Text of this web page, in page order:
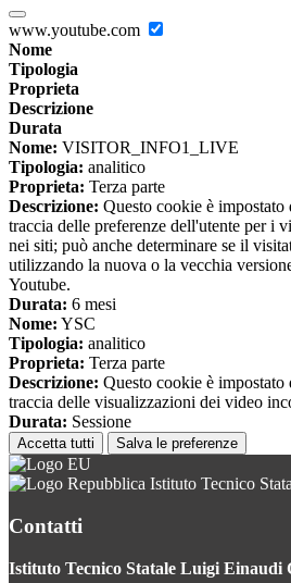
www.youtube.com
Nome
Tipologia
Proprieta
Descrizione
Durata
Nome: VISITOR_INFO1_LIVE
Tipologia: analitico
Proprieta: Terza parte
Descrizione: Questo cookie è impostato
traccia delle preferenze dell'utente per i
nei siti; può anche determinare se il
utilizzando la nuova o la vecchia
Youtube.
Durata: 6 mesi
Nome: YSC
Tipologia: analitico
Proprieta: Terza parte
Descrizione: Questo cookie è impostato
traccia delle visualizzazioni dei video
Durata: Sessione
Accetta tutti Salva le preferenze
Istituto Tecnico
Contatti
Istituto Tecnico Statale Luigi Einaudi